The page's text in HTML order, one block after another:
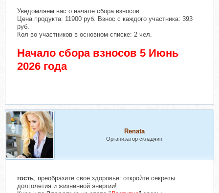
Уведомляем вас о начале сбора взносов.
Цена продукта: 11900 руб. Взнос с каждого участника: 393
руб.
Кол-во участников в основном списке: 2 чел.
Начало сбора взносов 5 Июнь
2026 года
Renata
Организатор складчин
гость, преобразите свое здоровье: откройте секреты
долголетия и жизненной энергии!